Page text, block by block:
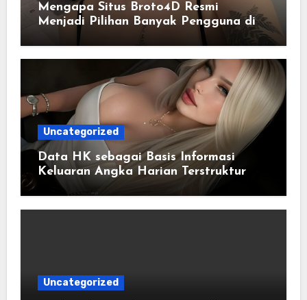
Mengapa Situs Broto4D Resmi
Menjadi Pilihan Banyak Pengguna di
Uncategorized
Data HK sebagai Basis Informasi
Keluaran Angka Harian Terstruktur
Uncategorized